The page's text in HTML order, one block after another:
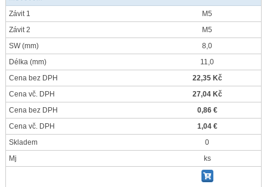
Závit 1
M5
Závit 2
M5
SW(mm)
8,0
Délka (mm)
11,0
Cena bez DPH
22,35 Kč
Cena vč. DPH
27,04 Kč
Cena bez DPH
0,86 €
Cena vč. DPH
1,04 €
Skladem
0
Mj
ks